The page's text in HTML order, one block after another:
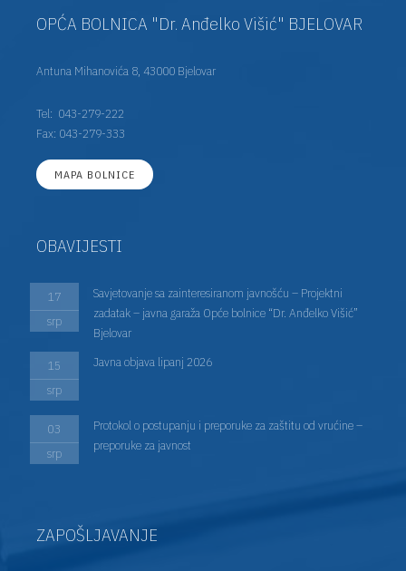
OPĆA BOLNICA "Dr. Anđelko Višić" BJELOVAR
Antuna Mihanovića 8, 43000 Bjelovar
Tel: 043-279-222
Fax: 043-279-333
MAPA BOLNICE
OBAVIJESTI
17
srp
Savjetovanje sa zainteresiranom javnošću – Projektni
zadatak – javna garaža Opće bolnice “Dr. Anđelko Višić”
Bjelovar
15
srp
Javna objava lipanj 2026
03
srp
Protokol o postupanju i preporuke za zaštitu od vrućine –
preporuke za javnost
ZAPOŠLJAVANJE